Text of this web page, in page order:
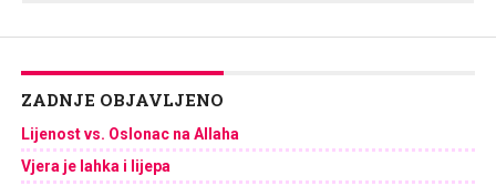
ZADNJE OBJAVLJENO
Lijenost vs. Oslonac na Allaha
Vjera je lahka i lijepa